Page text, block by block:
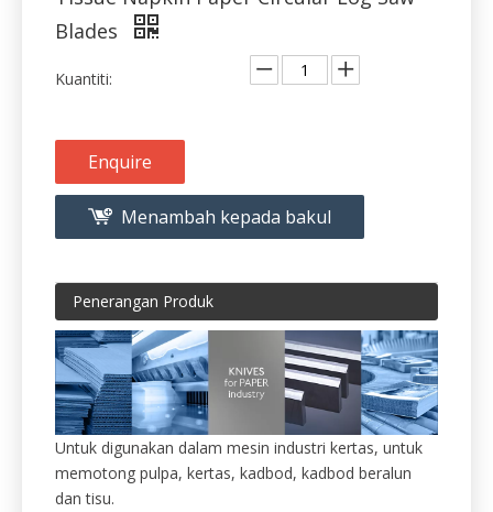
Enquire
Menambah kepada bakul
Penerangan Produk